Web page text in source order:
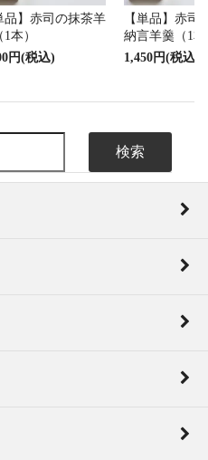
品】赤司の抹茶羊
本）
円(税込)
【単品】赤司
納言羊羹（1
1,450円(税込)
検索